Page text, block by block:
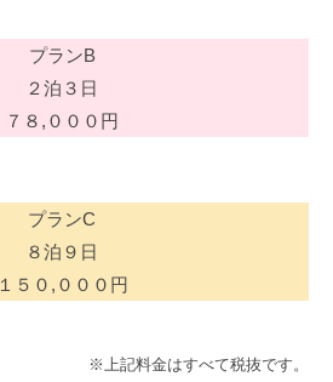
プランB
２泊３日
７８,０００円
プランC
８泊９日
１５０,０００円
※上記料金はすべて税抜です。